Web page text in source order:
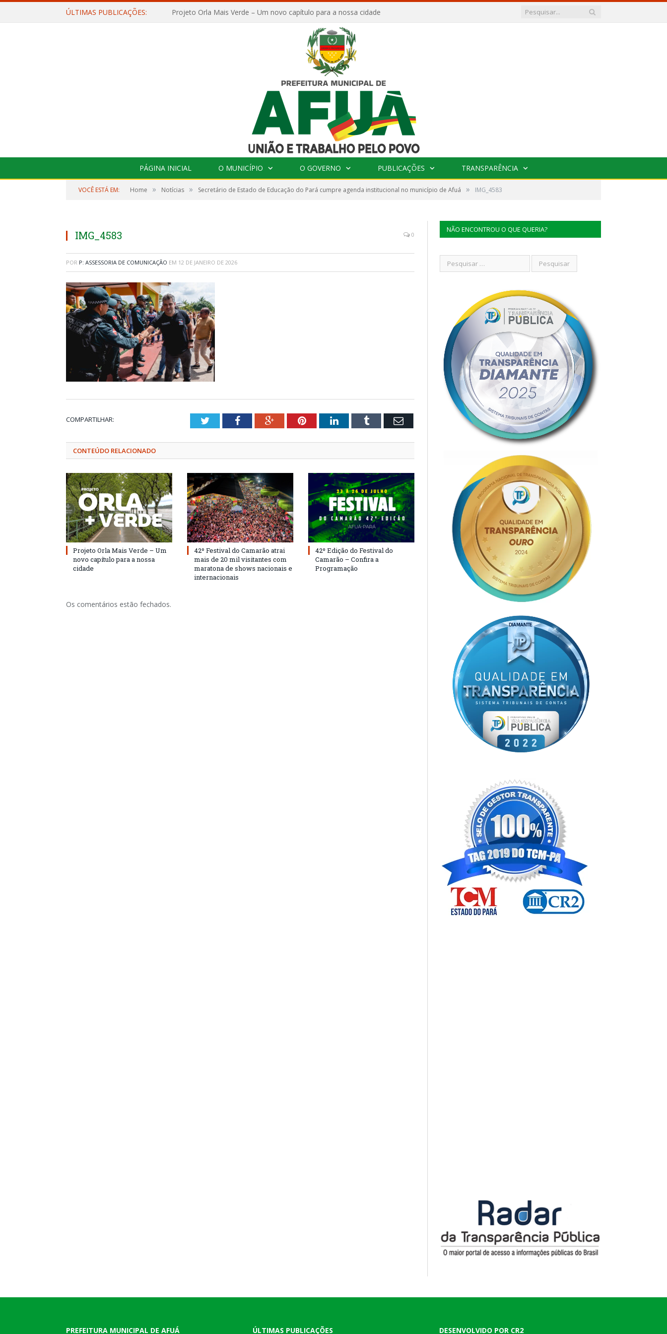
ÚLTIMAS PUBLICAÇÕES: Projeto Orla Mais Verde – Um novo capítulo para a nossa cidade
PÁGINA INICIAL O MUNICÍPIO O GOVERNO PUBLICAÇÕES TRANSPARÊNCIA
VOCÊ ESTÁ EM: Home » Notícias » Secretário de Estado de Educação do Pará cumpre agenda institucional no município de Afuá » IMG_4583
IMG_4583 0
POR P: ASSESSORIA DE COMUNICAÇÃO EM 12 DE JANEIRO DE 2026
COMPARTILHAR: TwitterFacebookGoogle+PinterestLinkedInTumblr Email
CONTEÚDO RELACIONADO
Projeto Orla Mais Verde – Um
novo capítulo para a nossa
cidade
42º Festival do Camarão atrai
mais de 20 mil visitantes com
maratona de shows nacionais e
internacionais
42º Edição do Festival do
Camarão – Confira a
Programação
Os comentários estão fechados.
NÃO ENCONTROU O QUE QUERIA?
PREFEITURA MUNICIPAL DE AFUÁ ÚLTIMAS PUBLICAÇÕES DESENVOLVIDO POR CR2